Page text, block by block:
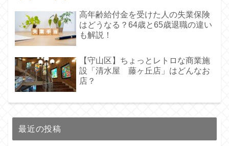
高年齢給付金を受けた人の失業保険
はどうなる？64歳と65歳退職の違い
も解説！
【守山区】ちょっとレトロな商業施
設「清水屋 藤ヶ丘店」はどんなお
店？
最近の投稿